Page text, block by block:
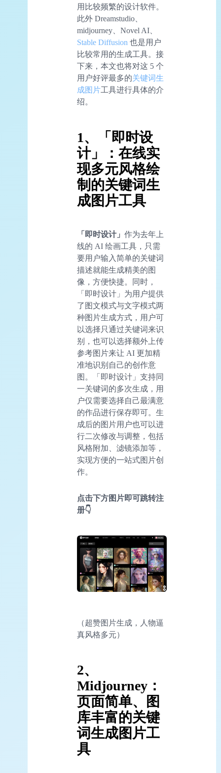
用比较频繁的设计软件。
此外 Dreamstudio、
midjourney、Novel AI、
Stable Diffusion 也是用户
比较常用的生成工具。接
下来，本文也将对这 5 个
用户好评最多的关键词生
成图片工具进行具体的介
绍。
1、「即时设
计」：在线实
现多元风格绘
制的关键词生
成图片工具
「即时设计」 作为去年上
线的 AI 绘画工具，只需
要用户输入简单的关键词
描述就能生成精美的图
像，方便快捷。同时，
「即时设计」为用户提供
了图文模式与文字模式两
种图片生成方式，用户可
以选择只通过关键词来识
别，也可以选择额外上传
参考图片来让 AI 更加精
准地识别自己的创作意
图。「即时设计」支持同
一关键词的多次生成，用
户仅需要选择自己最满意
的作品进行保存即可。生
成后的图片用户也可以进
行二次修改与调整，包括
风格附加、滤镜添加等，
实现方便的一站式图片创
作。
点击下方图片即可跳转注
册👇
（超赞图片生成，人物逼
真风格多元）
2、
Midjourney：
页面简单、图
库丰富的关键
词生成图片工
具